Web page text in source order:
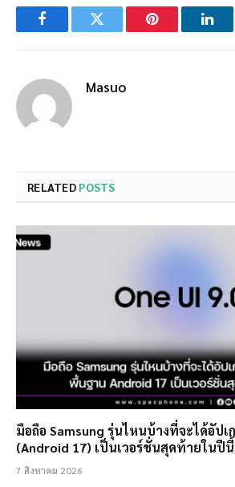
FacebookTwitter Pinterest
Masuo
RELATED POSTS
มือถือ Samsung รุ่นไหนบ้างที่จะได้อัปเ
(Android 17) เป็นเวอร์ชั่นสุดท้ายในปีนี้
7 สิงหาคม 2026